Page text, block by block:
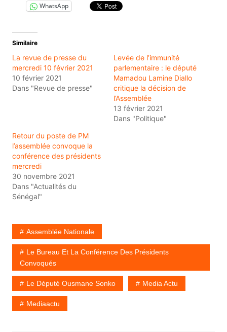
WhatsApp
Similaire
La revue de presse du
mercredi 10 février 2021
10 février 2021
Dans "Revue de presse"
Levée de l’immunité
parlementaire : le député
Mamadou Lamine Diallo
critique la décision de
l’Assemblée
13 février 2021
Dans "Politique"
Retour du poste de PM
l’assemblée convoque la
conférence des présidents
mercredi
30 novembre 2021
Dans "Actualités du
Sénégal"
Assemblée Nationale
Le Bureau Et La Conférence Des Présidents
Convoqués
Le Député Ousmane Sonko Media Actu
Mediaactu